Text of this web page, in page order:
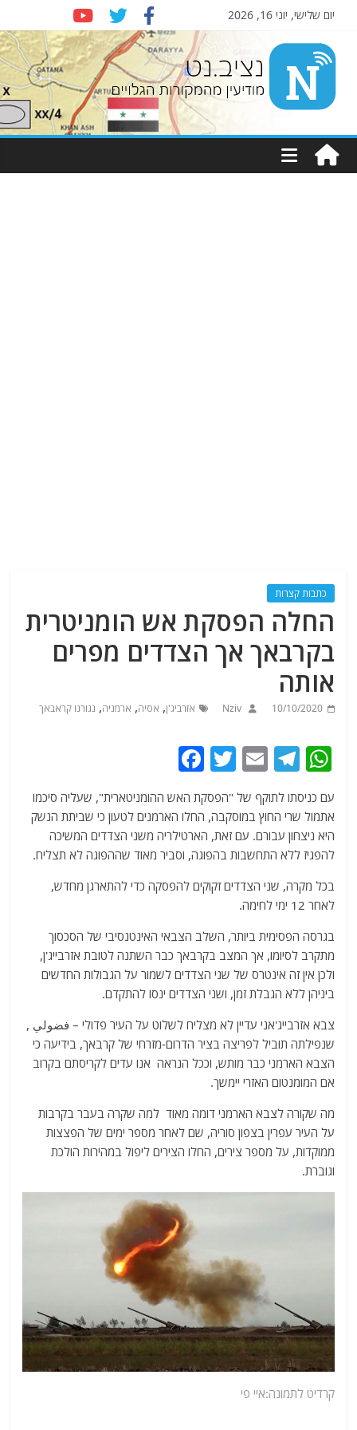
יום שלישי, יוני 16, 2026
Nziv.net
מודיעין
מהמקורות
כתבות קצרות
החלה הפסקת אש הומניטרית
בקרבאך אך הצדדים מפרים
אותה
10/10/2020
Nziv אזרביג'ן, אסיה, ארמניה, נגורנו קראבאך
W
at
s
A
p
p
T
e
g
ra
m
E
m
ai
l
T
itt
er
c
e
b
o
k
עם כניסתו לתוקף של "הפסקת האש ההומניטארית", שעליה סיכמו
אתמול שרי החוץ במוסקבה, החלו הארמנים לטעון כי שביתת הנשק
היא ניצחון עבורם. עם זאת, הארטילריה משני הצדדים המשיכה
להפגיז ללא התחשבות בהפוגה, וסביר מאוד שההפוגה לא תצליח.
בכל מקרה, שני הצדדים זקוקים להפסקה כדי להתארגן מחדש,
לאחר 12 ימי לחימה.
בגרסה הפסימית ביותר, השלב הצבאי האינטנסיבי של הסכסוך
מתקרב לסיומו, אך המצב בקרבאך כבר השתנה לטובת אזרבייג'ן,
ולכן אין זה אינטרס של שני הצדדים לשמור על הגבולות החדשים
ביניהן ללא הגבלת זמן, ושני הצדדים ינסו להתקדם.
צבא אזרבייג'אני עדיין לא מצליח לשלוט על העיר פדולי – فضولي ,
שנפילתה תוביל לפריצה בציר הדרום-מזרחי של קרבאך, בידיעה כי
הצבא הארמני כבר מותש, וככל הנראה אנו עדים לקריסתם בקרוב
אם המומנטום האזרי יימשך.
מה שקורה לצבא הארמני דומה מאוד למה שקרה בעבר בקרבות
על העיר עפרין בצפון סוריה, שם לאחר מספר ימים של הפצצות
ממוקדות, על מספר צירים, החלו הצירים ליפול במהירות הולכת
וגוברת.
קרדיט לתמונה:איי פי